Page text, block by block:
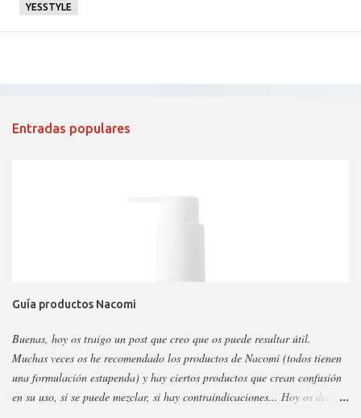
YESSTYLE
Entradas populares
Guía productos Nacomi
Buenas, hoy os traigo un post que creo que os puede resultar útil.
Muchas veces os he recomendado los productos de Nacomi (todos tienen
una formulación estupenda) y hay ciertos productos que crean confusión
en su uso, si se puede mezclar, si hay contraindicaciones... Hoy os detallo